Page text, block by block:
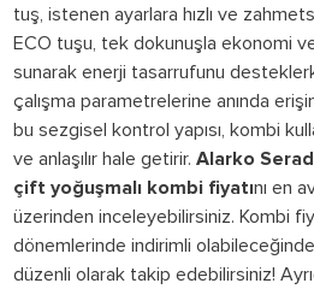
tuş, istenen ayarlara hızlı ve
ECO tuşu, tek dokunuşla ekonomi
sunarak enerji tasarrufunu
çalışma parametrelerine anında
bu sezgisel kontrol yapısı, kombi
ve anlaşılır hale getirir. Alarko
çift yoğuşmalı kombi fiyatını en
üzerinden inceleyebilirsiniz. Kombi
dönemlerinde indirimli
düzenli olarak takip edebilirsiniz!